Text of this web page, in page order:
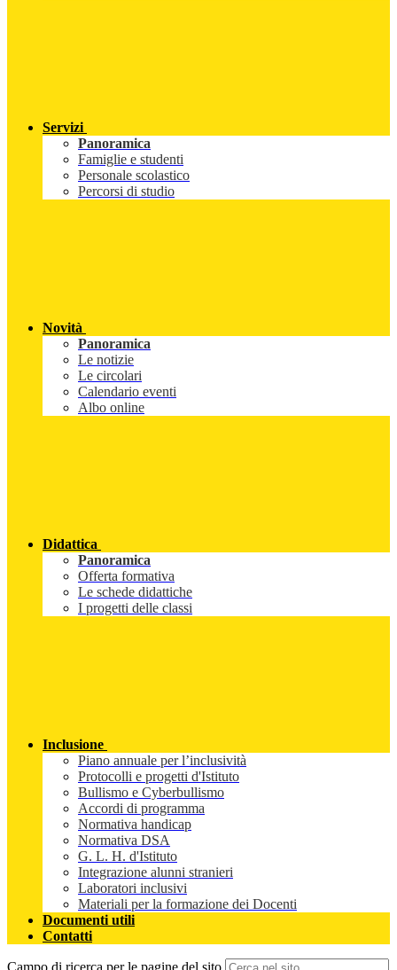
Servizi
Panoramica
Famiglie e studenti
Personale scolastico
Percorsi di studio
Novità
Panoramica
Le notizie
Le circolari
Calendario eventi
Albo online
Didattica
Panoramica
Offerta formativa
Le schede didattiche
I progetti delle classi
Inclusione
Piano annuale per l’inclusività
Protocolli e progetti d'Istituto
Bullismo e Cyberbullismo
Accordi di programma
Normativa handicap
Normativa DSA
G. L. H. d'Istituto
Integrazione alunni stranieri
Laboratori inclusivi
Materiali per la formazione dei Docenti
Documenti utili
Contatti